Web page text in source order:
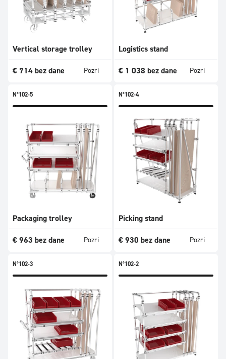
Vertical storage trolley
€ 714 bez dane Pozri
Logistics stand
€ 1 038 bez dane Pozri
N°102-5
Packaging trolley
€ 963 bez dane Pozri
N°102-4
Picking stand
€ 930 bez dane Pozri
N°102-3 N°102-2